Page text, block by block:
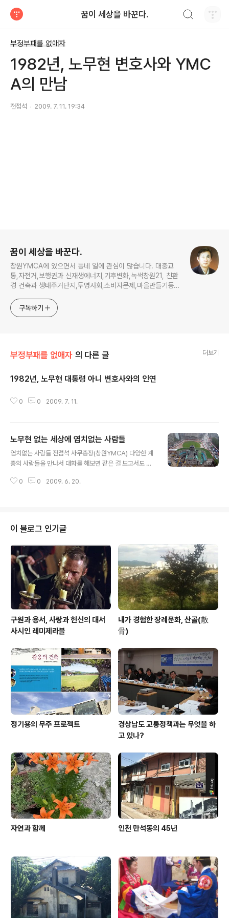
꿈이 세상을 바꾼다.
부정부패를 없애자
1982년, 노무현 변호사와 YMC
A의 만남
전점석 2009. 7. 11. 19:34
꿈이 세상을 바꾼다.
창원YMCA에 있으면서 동네 일에 관심이 많습니다. 대중교
통,자전거,보행권과 신재생에너지,기후변화,녹색창원21, 친환
경 건축과 생태주거단지,투명사회,소비자문제,마을만들기등...
구독하기
부정부패를 없애자 의 다른 글 더보기
1982년, 노무현 대통령 아니 변호사와의 인연
0 0 2009. 7. 11.
노무현 없는 세상에 염치없는 사람들
염치없는 사람들 전점석 사무총장(창원YMCA) 다양한 계
층의 사람들을 만나서 대화를 해보면 같은 걸 보고서도 서
로 다른 지를 쉽게 이해할 때도 있지만 도무지 이해할 수 없
서 보았다. 전직 대통령에 대한 예우를 이야기하면서 너무
심하다는 생각이 들었다. 그런데 높은 지위에 있는 어떤 분
은 오히려 아늑한 분위기가 조성되어서 훨씬 좋다고 이야
기하는 것이었다. 이런 경우는 명분이 궁색해서 그냥 해보
는 말장난이라고 쉽게 이해가 된다. 서울 광장을 경찰차로
포위해놓고 절대 출입을 못하게 하..
0 0 2009. 6. 20.
이 블로그 인기글
구원과 용서, 사랑과 헌신의 대서
사시인 레미제라블
내가 경험한 장례문화, 산골(散
骨)
정기용의 무주 프로젝트
경상남도 교통정책과는 무엇을 하
고 있나?
자연과 함께 인천 만석동의 45년